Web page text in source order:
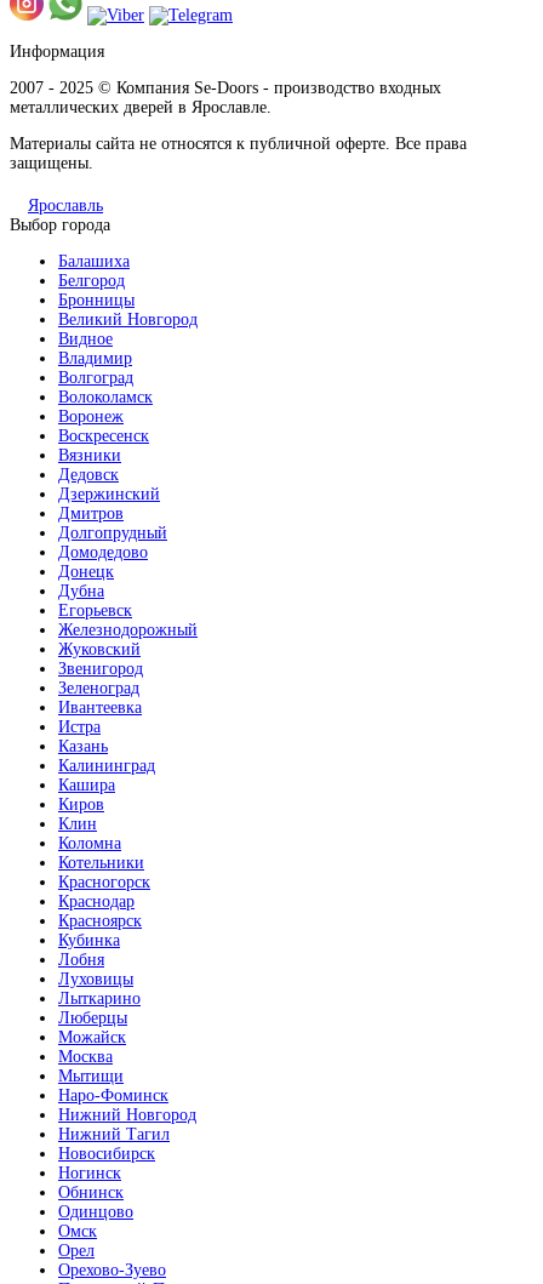
Информация
2007 - 2025 © Компания Se-Doors - производство входных
металлических дверей в Ярославле.
Материалы сайта не относятся к публичной оферте. Все права
защищены.
Ярославль
Выбор города
Балашиха
Белгород
Бронницы
Великий Новгород
Видное
Владимир
Волгоград
Волоколамск
Воронеж
Воскресенск
Вязники
Дедовск
Дзержинский
Дмитров
Долгопрудный
Домодедово
Донецк
Дубна
Егорьевск
Железнодорожный
Жуковский
Звенигород
Зеленоград
Ивантеевка
Истра
Казань
Калининград
Кашира
Киров
Клин
Коломна
Котельники
Красногорск
Краснодар
Красноярск
Кубинка
Лобня
Луховицы
Лыткарино
Люберцы
Можайск
Москва
Мытищи
Наро-Фоминск
Нижний Новгород
Нижний Тагил
Новосибирск
Ногинск
Обнинск
Одинцово
Омск
Орел
Орехово-Зуево